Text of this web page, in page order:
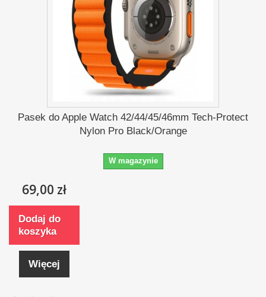
Pasek do Apple Watch 42/44/45/46mm Tech-Protect
Nylon Pro Black/Orange
W magazynie
69,00 zł
Dodaj do
koszyka
Więcej